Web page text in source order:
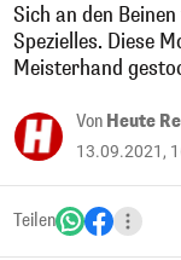
Sich an den
Spezielles. Diese
Meisterhand
Von Heute
13.09.2021,
Teilen